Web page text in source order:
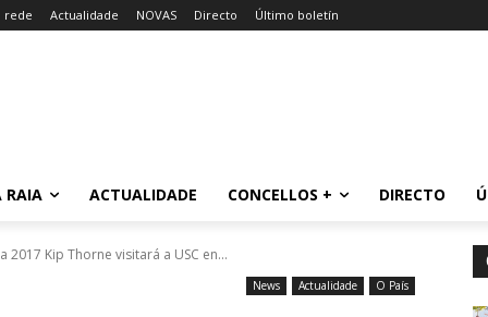
rede Actualidade NOVAS Directo Último boletín
RAIA ACTUALIDADE CONCELLOS + DIRECTO
2017 Kip Thorne visitará a USC en...
News Actualidade O País